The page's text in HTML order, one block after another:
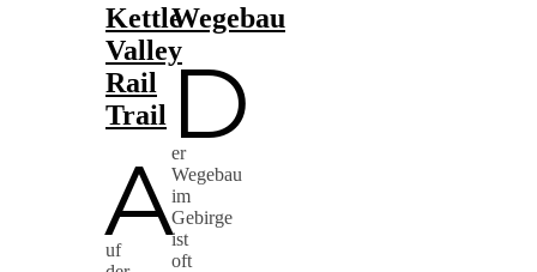
Kettle
Valley
Rail
Trail
a
uf
Wegebau
D
er
Wegebau
im
Gebirge
ist
oft